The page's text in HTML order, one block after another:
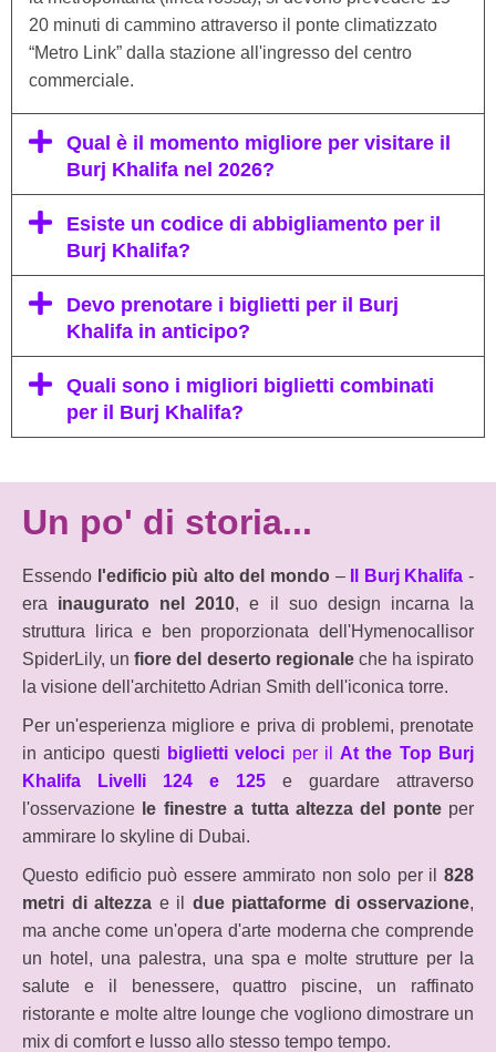
20 minuti di cammino attraverso il ponte climatizzato
“Metro Link” dalla stazione all'ingresso del centro
commerciale.
Qual è il momento migliore per visitare il
Burj Khalifa nel 2026?
Esiste un codice di abbigliamento per il
Burj Khalifa?
Devo prenotare i biglietti per il Burj
Khalifa in anticipo?
Quali sono i migliori biglietti combinati
per il Burj Khalifa?
Un po' di storia...
Essendo l'edificio più alto del mondo – Il Burj Khalifa -
era inaugurato nel 2010, e il suo design incarna la
struttura lirica e ben proporzionata dell'Hymenocallisor
SpiderLily, unfiore del deserto regionaleche ha ispirato
la visione dell'architetto Adrian Smith dell'iconica torre.
Per un'esperienza migliore e priva di problemi, prenotate
in anticipo questi biglietti veloci per il
At the Top Burj
Khalifa Livelli 124 e 125 e guardare attraverso
l'osservazione le finestre a tutta altezza del ponteper
ammirare lo skyline di Dubai.
Questo edificio può essere ammirato non solo per il 828
metri di altezza e il due piattaforme di osservazione,
ma anche come un'opera d'arte moderna che comprende
un hotel, una palestra, una spa e molte strutture per la
salute e il benessere, quattro piscine, un raffinato
ristorante e molte altre lounge che vogliono dimostrare un
mix di comfort e lusso allo stesso tempo tempo.